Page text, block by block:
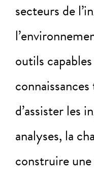
secteurs de
outils
d’assister les
analyses, la
construire